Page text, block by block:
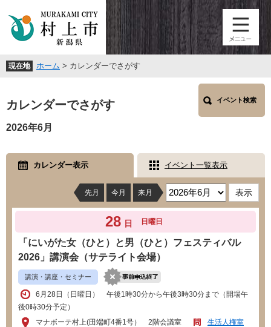
頭
。
飛
て
文
現在地 ホーム > カレンダーでさがす
文
カレンダーでさがす イベント検索
2026年6月
カレンダー表示 イベント一覧表示
先月 今月 来月
28 日 日曜日
「にいがた女（ひと）と男（ひと）フェスティバル
2026」講演会（サテライト会場）
講演・講座・セミナー
6月28日（日曜日） 午後1時30分から午後3時30分まで（開場午
後0時30分予定）
マナボーテ村上(田端町4番1号） 2階会議室
生活人権室